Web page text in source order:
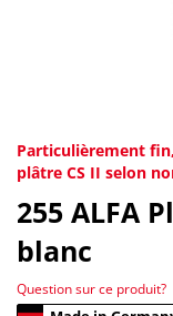
Particulièrement
plâtre CS II selon
255 ALFA
blanc
Question sur ce produit?